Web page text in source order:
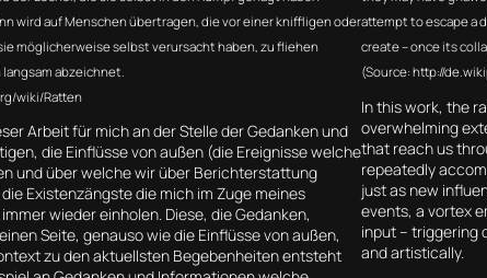
wird auf Menschen übertragen, die vor einer kniffligen oder
möglicherweise selbst verursacht haben, zu fliehen
abzeichnet.
wiki/Ratten
Arbeit für mich an der Stelle der Gedanken und
die Einflüsse von außen (die Ereignisse welche
und über welche wir über Berichterstattung
Existenzängste die mich im Zuge meines
wieder einholen. Diese, die Gedanken,
Seite, genauso wie die Einflüsse von außen,
zu den aktuellsten Begebenheiten entsteht
attempt to escape a
create – once its
(Source: http://
In this work, the
overwhelming
that reach us
repeatedly
just as new
events, a vortex
input – triggering
and artistically.